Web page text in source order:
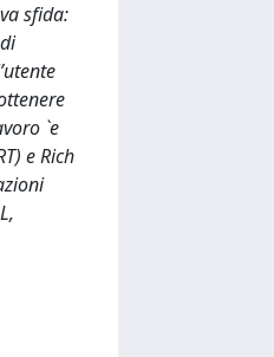
sfida:
`e
e Rich